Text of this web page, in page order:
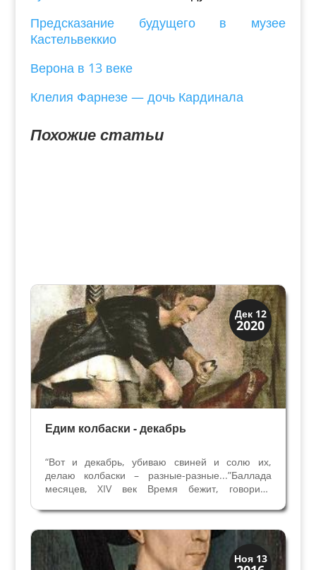
Предсказание будущего в музее
Кастельвеккио
Верона в 13 веке
Клелия Фарнезе — дочь Кардинала
Похожие статьи
Дек 12
2020
Праздники и легенды
Традиции
Едим колбаски - декабрь
“Вот и декабрь, убиваю свиней и солю их,
делаю колбаски – разные-разные...”Баллада
месяцев, XIV век Время бежит, говорили
последний месяц года В календаре древних
римлян он был десятым по счету, так как год
начинался в марте. По...
Ноя 13
Мода и ремесла